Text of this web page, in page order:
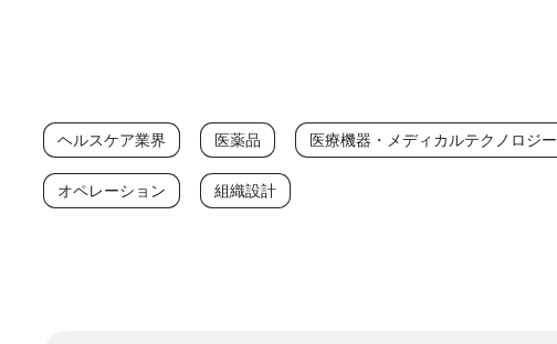
ヘルスケア業界 医薬品 医療機器・メディカルテクノロジー
オペレーション 組織設計